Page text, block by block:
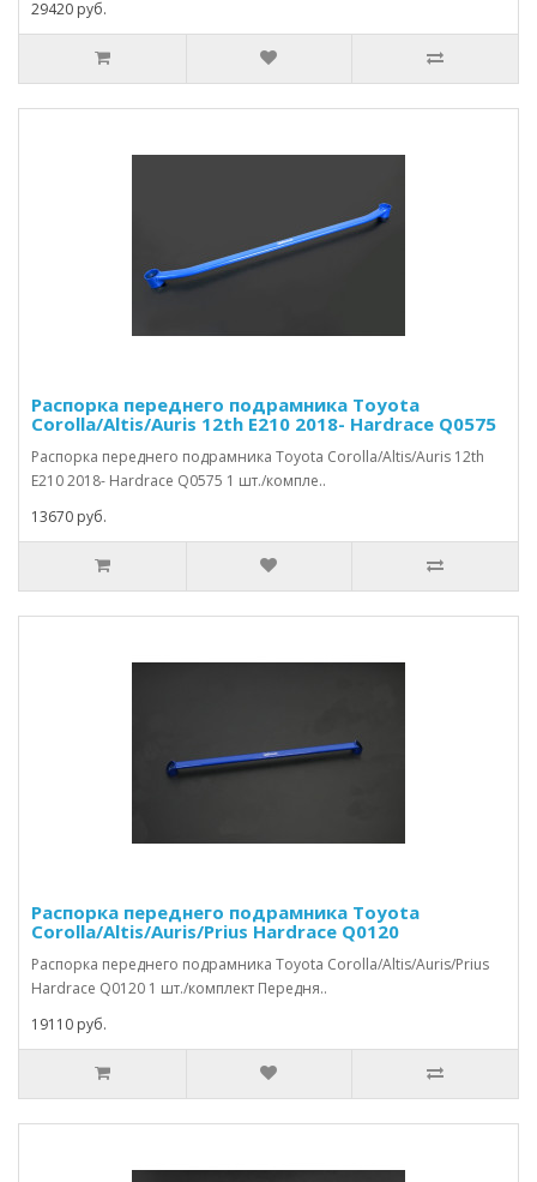
29420 руб.
Распорка переднего подрамника Toyota
Corolla/Altis/Auris 12th E210 2018- Hardrace Q0575
Распорка переднего подрамника Toyota Corolla/Altis/Auris 12th
E210 2018- Hardrace Q0575 1 шт./компле..
13670 руб.
Распорка переднего подрамника Toyota
Corolla/Altis/Auris/Prius Hardrace Q0120
Распорка переднего подрамника Toyota Corolla/Altis/Auris/Prius
Hardrace Q0120 1 шт./комплект Передня..
19110 руб.